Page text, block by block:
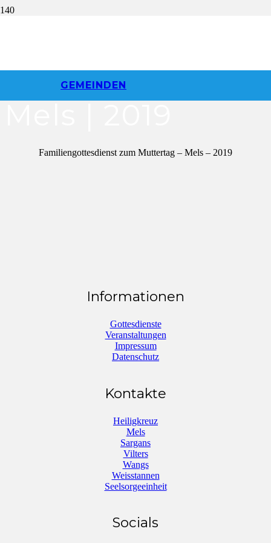
GEMEINDEN
zum Muttertag |
Familiengottesdienst zum Muttertag – Mels – 2019
Informationen
Gottesdienste
Veranstaltungen
Impressum
Datenschutz
Kontakte
Heiligkreuz
Mels
Sargans
Vilters
Wangs
Weisstannen
Seelsorgeeinheit
Socials